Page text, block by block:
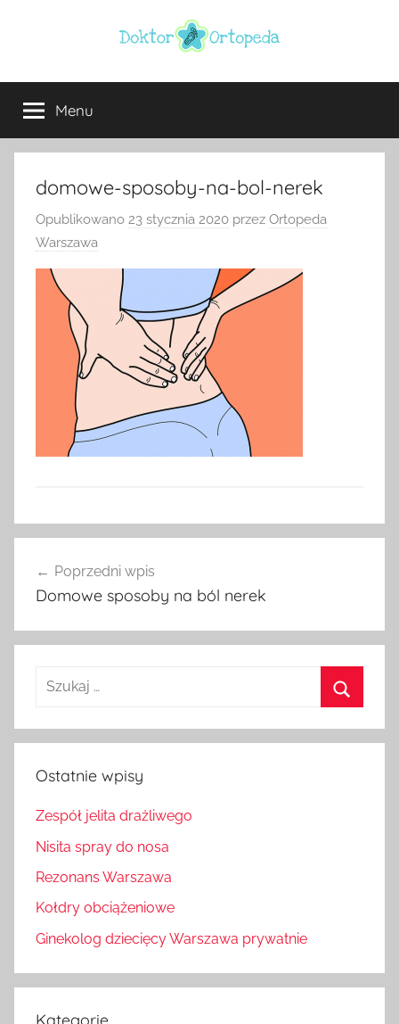
Doktor
ortopeda
Warszawa
usg
Warszawa,
ginekolog,
urolog,
dietetyk
Menu
domowe-sposoby-na-bol-nerek
Opublikowano 23 stycznia 2020 przez Ortopeda
Warszawa
wpisu
Poprzedni wpis
Domowe sposoby na ból nerek
Szukaj:
Ostatnie wpisy
Zespół jelita drażliwego
Nisita spray do nosa
Rezonans Warszawa
Kołdry obciążeniowe
Ginekolog dziecięcy Warszawa prywatnie
Kategorie